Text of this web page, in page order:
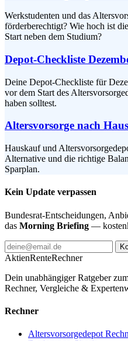
Werkstudenten und das
förderberechtigt? Wie hoch ist
Start neben dem Studium?
Depot-Checkliste
Deine Depot-Checkliste für
vor dem Start des
haben solltest.
Altersvorsorge nach
Hauskauf und
Alternative und die richtige
Sparplan.
Kein Update verpassen
Bundesrat-Entscheidungen,
das Morning Briefing —
AktienRenteRechner
Dein unabhängiger Ratgeber
Rechner, Vergleiche &
Rechner
Altersvorsorgedepot